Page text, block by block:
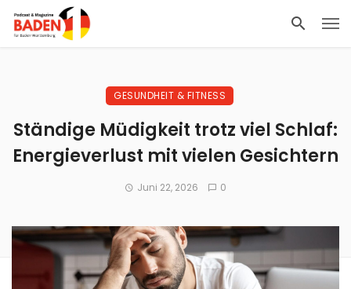
GESUNDHEIT & FITNESS
Ständige Müdigkeit trotz viel Schlaf:
Energieverlust mit vielen Gesichtern
Juni 22, 2026 0